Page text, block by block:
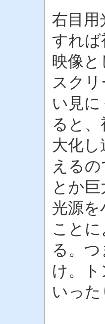
右目用
すれば
映像
スク
い見
ると
大化
える
とか
光源
こと
る。
け。
いっ